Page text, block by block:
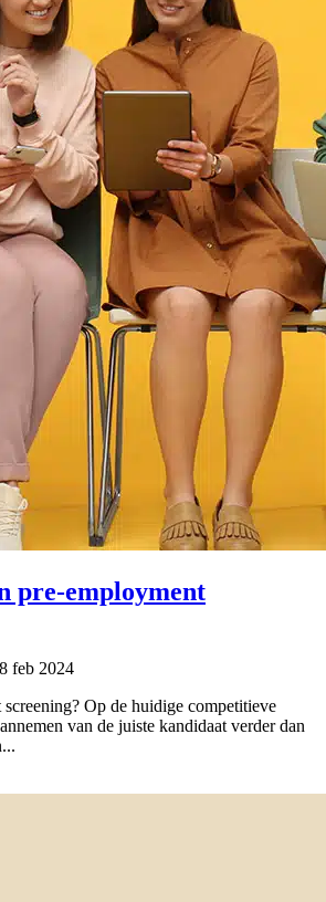
pre-employment
8 feb 2024
Op de huidige competitieve
van de juiste kandidaat verder dan